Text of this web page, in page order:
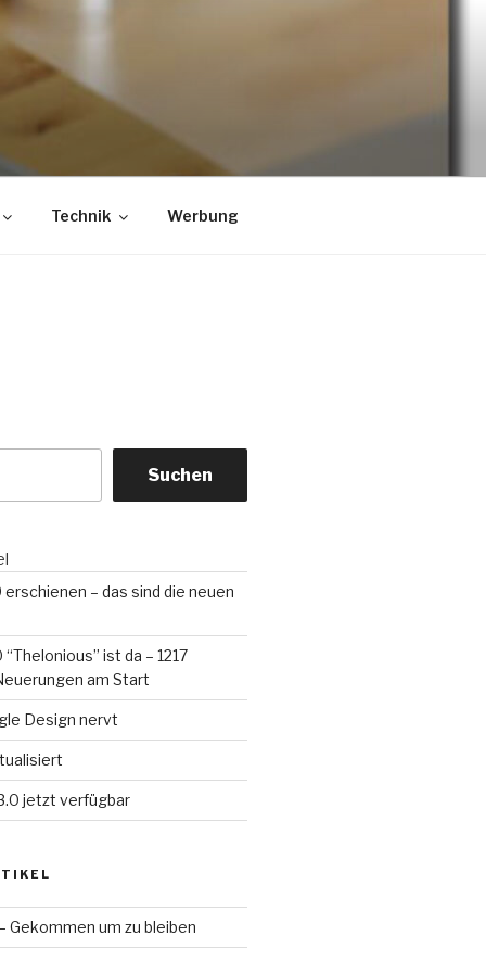
Technik Werbung
Suchen
– das sind die neuen
ist da – 1217
am Start
Design nervt
jetzt verfügbar
Gekommen um zu bleiben